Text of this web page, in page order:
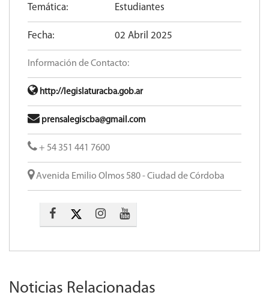
Temática: Estudiantes
Fecha: 02 Abril 2025
Información de Contacto:
http://legislaturacba.gob.ar
prensalegiscba@gmail.com
+ 54 351 441 7600
Avenida Emilio Olmos 580 - Ciudad de Córdoba
Noticias Relacionadas